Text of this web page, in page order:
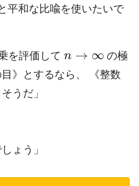
平和な比喩を使いたいで
を評価して
の極
》とするなら、 《整数
うだ」
ょう」